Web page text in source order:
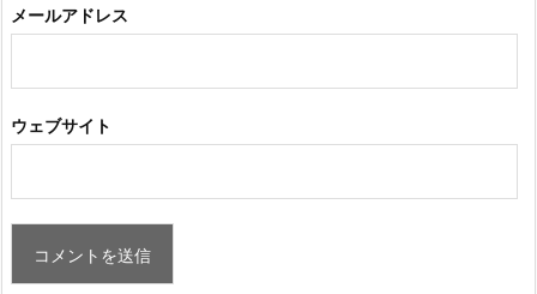
メールアドレス
ウェブサイト